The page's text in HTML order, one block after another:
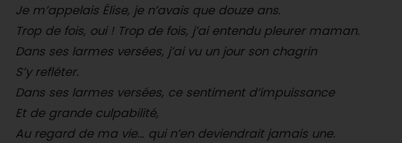
Je m’appelais Élise, je n’avais que douze ans.
Trop de fois, oui ! Trop de fois, j’ai entendu pleurer maman.
Dans ses larmes versées, j’ai vu un jour son chagrin
S’y refléter.
Dans ses larmes versées, ce sentiment d’impuissance
Et de grande culpabilité,
Au regard de ma vie… qui n’en deviendrait jamais une.